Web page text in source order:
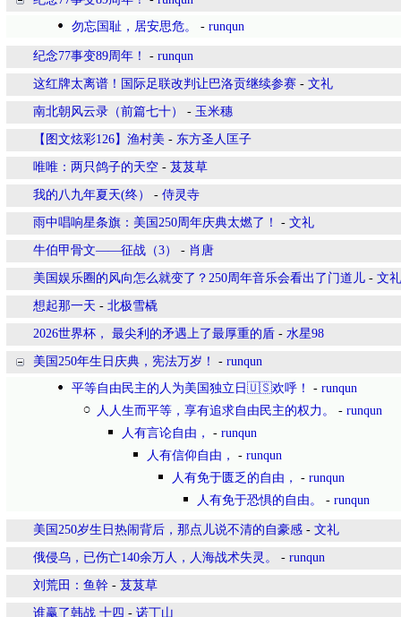
勿忘国耻，居安思危。
- runqun
纪念77事变89周年！ - runqun
这红牌太离谱！国际足联改判让巴洛贡继续参赛 - 文礼
南北朝风云录（前篇七十） - 玉米穗
【图文炫彩126】渔村美 - 东方圣人匡子
唯唯：两只鸽子的天空 - 芨芨草
我的八九年夏天(终） - 侍灵寺
雨中唱响星条旗：美国250周年庆典太燃了！ - 文礼
牛伯甲骨文——征战（3） - 肖唐
美国娱乐圈的风向怎么就变了？250周年音乐会看出了门道儿 - 文礼
想起那一天 - 北极雪橇
2026世界杯， 最尖利的矛遇上了最厚重的盾 - 水星98
美国250年生日庆典，宪法万岁！ - runqun
平等自由民主的人为美国独立日🇺🇸欢呼！
- runqun
人人生而平等，享有追求自由民主的权力。
- runqun
人有言论自由，
- runqun
人有信仰自由，
- runqun
人有免于匮乏的自由，
- runqun
人有免于恐惧的自由。
- runqun
美国250岁生日热闹背后，那点儿说不清的自豪感 - 文礼
俄侵乌，已伤亡140余万人，人海战术失灵。 - runqun
刘荒田：鱼幹 - 芨芨草
谁赢了韩战 十四 - 诺丁山